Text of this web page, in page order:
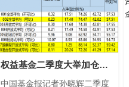
权益基金二季度大举加仓，超六成基金股票仓位超90%
中国基金报记者孙晓辉二季度